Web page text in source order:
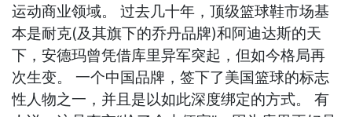
运动商业领域。 过去几十年，顶级篮球鞋市场基
本是耐克(及其旗下的乔丹品牌)和阿迪达斯的天
下，安德玛曾凭借库里异军突起，但如今格局再
次生变。 一个中国品牌，签下了美国篮球的标志
性人物之一，并且是以如此深度绑定的方式。 有